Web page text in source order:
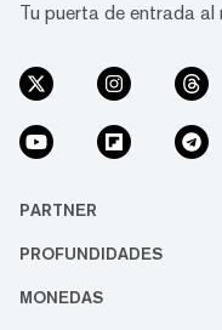
Tu puerta de entrada al
PARTNER
PROFUNDIDADES
MONEDAS